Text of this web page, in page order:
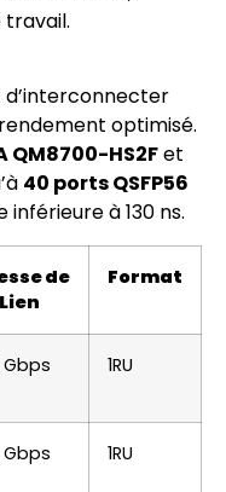
optimisé.
QM8700-HS2Fet
40 ports QSFP56
à 130 ns.
de
Lien
Format
1RU
1RU